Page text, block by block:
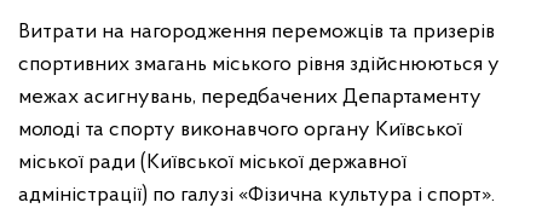
Витрати на нагородження переможців та призерів
спортивних змагань міського рівня здійснюються у
межах асигнувань, передбачених Департаменту
молоді та спорту виконавчого органу Київської
міської ради (Київської міської державної
адміністрації) по галузі «Фізична культура і спорт».